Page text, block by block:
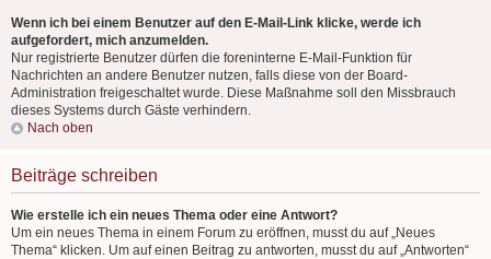
Wenn ich bei einem Benutzer auf den E-Mail-Link klicke, werde ich
aufgefordert, mich anzumelden.
Nur registrierte Benutzer dürfen die foreninterne E-Mail-Funktion für
Nachrichten an andere Benutzer nutzen, falls diese von der Board-
Administration freigeschaltet wurde. Diese Maßnahme soll den Missbrauch
dieses Systems durch Gäste verhindern.
Nach oben
Beiträge schreiben
Wie erstelle ich ein neues Thema oder eine Antwort?
Um ein neues Thema in einem Forum zu eröffnen, musst du auf „Neues
Thema“ klicken. Um auf einen Beitrag zu antworten, musst du auf „Antworten“